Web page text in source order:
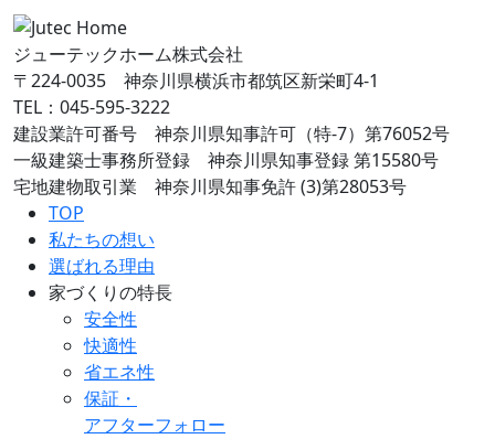
ジューテックホーム株式会社
〒224-0035 神奈川県横浜市都筑区新栄町4-1
TEL：045-595-3222
建設業許可番号 神奈川県知事許可（特-7）第76052号
一級建築士事務所登録 神奈川県知事登録 第15580号
宅地建物取引業 神奈川県知事免許 (3)第28053号
TOP
私たちの想い
選ばれる理由
家づくりの特長
安全性
快適性
省エネ性
保証・
アフターフォロー